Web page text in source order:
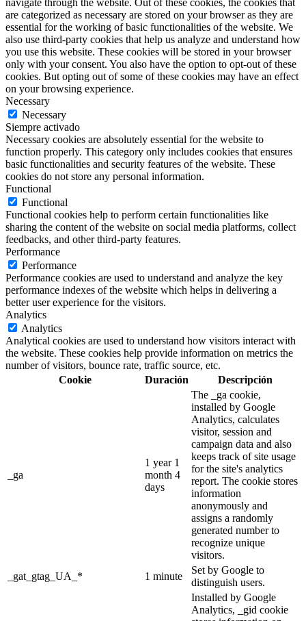
navigate through the website. Out of these cookies, the cookies that
are categorized as necessary are stored on your browser as they are
essential for the working of basic functionalities of the website. We
also use third-party cookies that help us analyze and understand how
you use this website. These cookies will be stored in your browser
only with your consent. You also have the option to opt-out of these
cookies. But opting out of some of these cookies may have an effect
on your browsing experience.
Necessary
Necessary
Siempre activado
Necessary cookies are absolutely essential for the website to
function properly. This category only includes cookies that ensures
basic functionalities and security features of the website. These
cookies do not store any personal information.
Functional
Functional
Functional cookies help to perform certain functionalities like
sharing the content of the website on social media platforms, collect
feedbacks, and other third-party features.
Performance
Performance
Performance cookies are used to understand and analyze the key
performance indexes of the website which helps in delivering a
better user experience for the visitors.
Analytics
Analytics
Analytical cookies are used to understand how visitors interact with
the website. These cookies help provide information on metrics the
number of visitors, bounce rate, traffic source, etc.
Cookie
Duración Descripción
_ga
1 year 1
month 4
days
The _ga cookie,
installed by Google
Analytics, calculates
visitor, session and
campaign data and also
keeps track of site usage
for the site's analytics
report. The cookie stores
information
anonymously and
assigns a randomly
generated number to
recognize unique
visitors.
_gat_gtag_UA_*
1 minute
Set by Google to
distinguish users.
Installed by Google
Analytics, _gid cookie